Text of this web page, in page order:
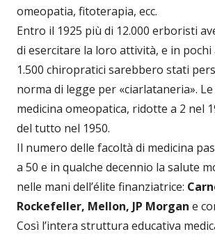
omeopatia, fitoterapia, ecc.
Entro il 1925 più di 12.000 erboristi
di esercitare la loro attività, e in pochi
1.500 chiropratici sarebbero stati
norma di legge per «ciarlataneria». Le
medicina omeopatica, ridotte a 2 nel
del tutto nel 1950.
Il numero delle facoltà di medicina
a 50 e in qualche decennio la salute
nelle mani dell’élite finanziatrice:
Rockefeller, Mellon, JP Morgan e
Così l’intera struttura educativa